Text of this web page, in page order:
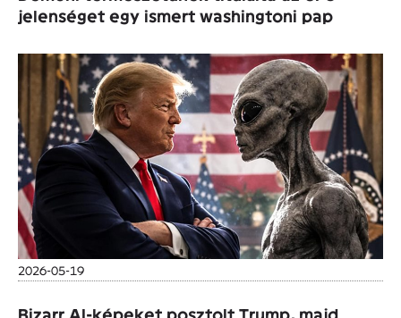
jelenséget egy ismert washingtoni pap
2026-05-19
Bizarr AI-képeket posztolt Trump, majd